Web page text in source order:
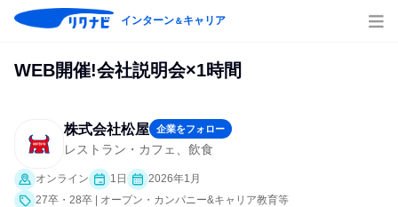
インターン＆キャリア
WEB開催!会社説明会×1時間
株式会社松屋 企業をフォロー
レストラン・カフェ、飲食
オンライン 1日
2026年1月
27卒・28卒 | オープン・カンパニー&キャリア教育等